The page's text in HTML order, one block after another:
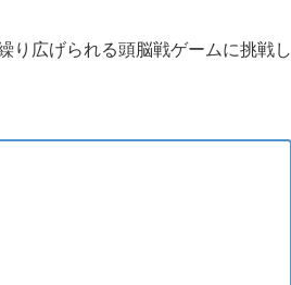
り広げられる頭脳戦ゲームに挑戦し